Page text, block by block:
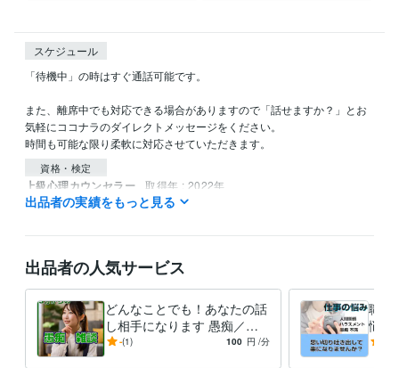
スケジュール
「待機中」の時はすぐ通話可能です。
また、離席中でも対応できる場合がありますので「話せますか？」とお
気軽にココナラのダイレクトメッセージをください。
資格・検定
上級心理カウンセラー 取得年 : 2022年
メンタル心理カウンセラー 取得年 : 2022年
マイクロソフトMOSエキスパート 取得年 : 2003年
Illustratorクリエイター能力認定試験エキスパート
Webクリエイター能力認定試験上級
家族療法カウンセラー 取得年 : 2023年
出品者の実績をもっと見る
出品者の人気サービス
どんなことでも！あなたの話
し相手になります 愚痴／雑
談／不満／心配／モヤモヤ／
-(1) 100 円 /分
職場
悩み
職場